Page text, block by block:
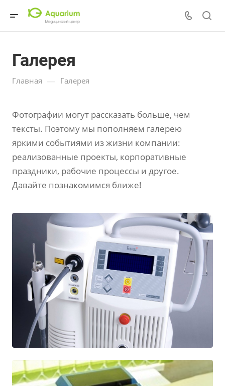
Галерея
Главная — Галерея
Фотографии могут рассказать больше, чем
тексты. Поэтому мы пополняем галерею
яркими событиями из жизни компании:
реализованные проекты, корпоративные
праздники, рабочие процессы и другое.
Давайте познакомимся ближе!